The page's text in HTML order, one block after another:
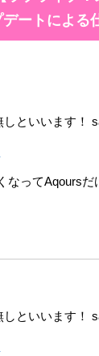
ートによる
といいます！
なってAqoursだ
といいます！